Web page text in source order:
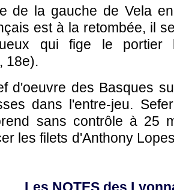
de la gauche de Vela
est à la retombée, il
qui fige le portier
18e).
d'oeuvre des Basques
dans l'entre-jeu.
sans contrôle à 25
les filets d'Anthony